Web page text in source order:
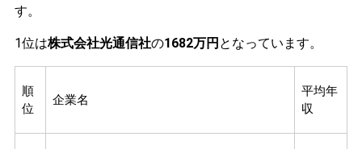
す。
1位は株式会社光通信社の1682万円 となっています。
順
位
企業名
平均年
収